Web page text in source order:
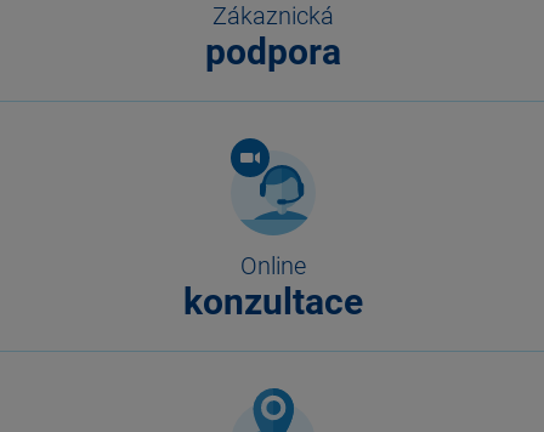
Zákaznická
podpora
Online
konzultace